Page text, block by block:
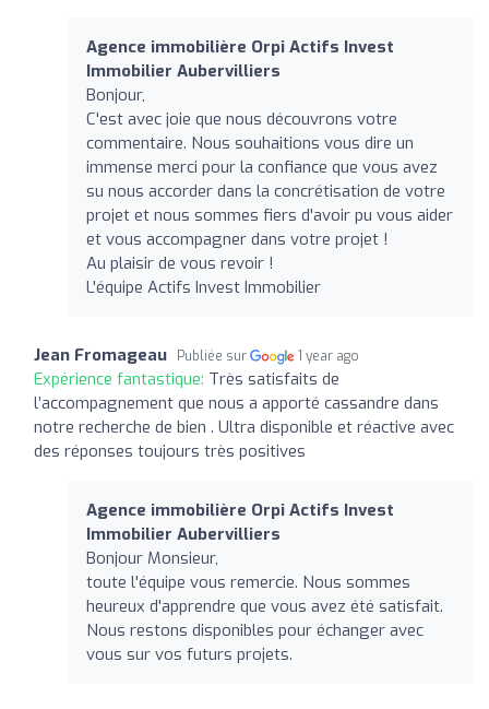
Agence immobilière Orpi Actifs Invest
Immobilier Aubervilliers
Bonjour,
C'est avec joie que nous découvrons votre
commentaire. Nous souhaitions vous dire un
immense merci pour la confiance que vous avez
su nous accorder dans la concrétisation de votre
projet et nous sommes fiers d'avoir pu vous aider
et vous accompagner dans votre projet !
Au plaisir de vous revoir !
L'équipe Actifs Invest Immobilier
Jean Fromageau Publiée sur 1 year ago
Expérience fantastique: Très satisfaits de
l’accompagnement que nous a apporté cassandre dans
notre recherche de bien . Ultra disponible et réactive avec
des réponses toujours très positives
Agence immobilière Orpi Actifs Invest
Immobilier Aubervilliers
Bonjour Monsieur,
toute l'équipe vous remercie. Nous sommes
heureux d'apprendre que vous avez été satisfait.
Nous restons disponibles pour échanger avec
vous sur vos futurs projets.